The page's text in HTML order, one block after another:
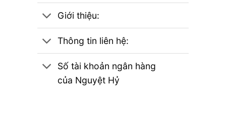
Giới thiệu:
Thông tin liên hệ:
Số tài khoản ngân hàng
của Nguyệt Hỷ